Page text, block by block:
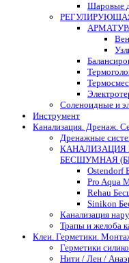
Шаровые
Соленоидные и
Инструмент
Канализация. Дренаж.
Дренажные
БЕСШУМНАЯ
Ostendorf
Pro Aqua
Rehau
Sinikon
Канализация
Трапы и желоба
Клеи. Герметики.
Герметики
Нити / Лен /